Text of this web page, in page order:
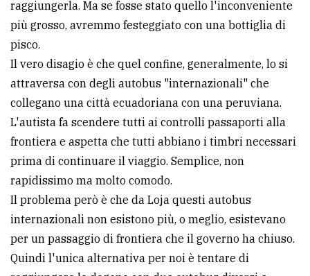
raggiungerla. Ma se fosse stato quello l'inconveniente
più grosso, avremmo festeggiato con una bottiglia di
pisco.
Il vero disagio è che quel confine, generalmente, lo si
attraversa con degli autobus "internazionali" che
collegano una città ecuadoriana con una peruviana.
L'autista fa scendere tutti ai controlli passaporti alla
frontiera e aspetta che tutti abbiano i timbri necessari
prima di continuare il viaggio. Semplice, non
rapidissimo ma molto comodo.
Il problema però è che da Loja questi autobus
internazionali non esistono più, o meglio, esistevano
per un passaggio di frontiera che il governo ha chiuso.
Quindi l'unica alternativa per noi è tentare di